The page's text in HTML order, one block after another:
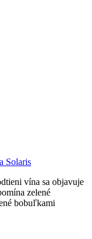
Solaris
vína sa objavuje
zelené
bobuľkami